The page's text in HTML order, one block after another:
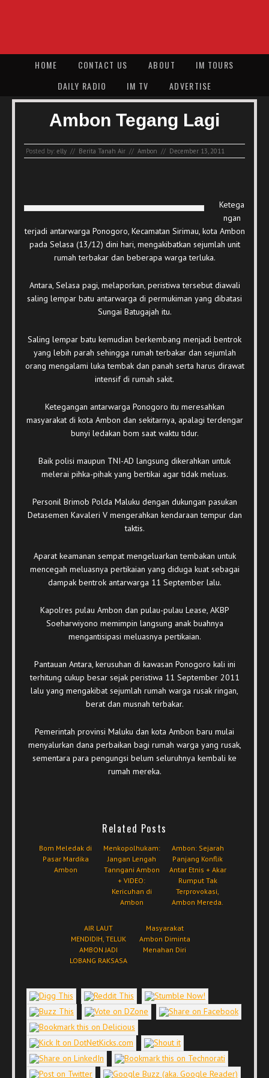
HOME CONTACT US ABOUT
IM TOURS
DAILY RADIO
IM TV ADVERTISE
Ambon Tegang Lagi
Posted by: elly // Berita Tanah Air // Ambon // December 13, 2011
Ketega
ngan
terjadi antarwarga Ponogoro, Kecamatan Sirimau, kota Ambon
pada Selasa (13/12) dini hari, mengakibatkan sejumlah unit
rumah terbakar dan beberapa warga terluka.
Antara, Selasa pagi, melaporkan, peristiwa tersebut diawali
saling lempar batu antarwarga di permukiman yang dibatasi
Sungai Batugajah itu.
Saling lempar batu kemudian berkembang menjadi bentrok
yang lebih parah sehingga rumah terbakar dan sejumlah
orang mengalami luka tembak dan panah serta harus dirawat
intensif di rumah sakit.
Ketegangan antarwarga Ponogoro itu meresahkan
masyarakat di kota Ambon dan sekitarnya, apalagi terdengar
bunyi ledakan bom saat waktu tidur.
Baik polisi maupun TNI-AD langsung dikerahkan untuk
melerai pihka-pihak yang bertikai agar tidak meluas.
Personil Brimob Polda Maluku dengan dukungan pasukan
Detasemen Kavaleri V mengerahkan kendaraan tempur dan
taktis.
Aparat keamanan sempat mengeluarkan tembakan untuk
mencegah meluasnya pertikaian yang diduga kuat sebagai
dampak bentrok antarwarga 11 September lalu.
Kapolres pulau Ambon dan pulau-pulau Lease, AKBP
Soeharwiyono memimpin langsung anak buahnya
mengantisipasi meluasnya pertikaian.
Pantauan Antara, kerusuhan di kawasan Ponogoro kali ini
terhitung cukup besar sejak peristiwa 11 September 2011
lalu yang mengakibat sejumlah rumah warga rusak ringan,
berat dan musnah terbakar.
Pemerintah provinsi Maluku dan kota Ambon baru mulai
menyalurkan dana perbaikan bagi rumah warga yang rusak,
sementara para pengungsi belum seluruhnya kembali ke
rumah mereka.
Related Posts
Bom Meledak di
Pasar Mardika
Ambon
Menkopolhukam:
Jangan Lengah
Tanngani Ambon
+ VIDEO:
Kericuhan di
Ambon
Ambon: Sejarah
Panjang Konflik
Antar Etnis + Akar
Rumput Tak
Terprovokasi,
Ambon Mereda.
AIR LAUT
MENDIDIH, TELUK
AMBON JADI
LOBANG RAKSASA
Masyarakat
Ambon Diminta
Menahan Diri